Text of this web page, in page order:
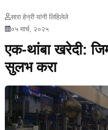
सारा हेन्री यांनी लिहिलेले
०५ मार्च, २०२५
एक-थांबा खरेदी:
सुलभ करा